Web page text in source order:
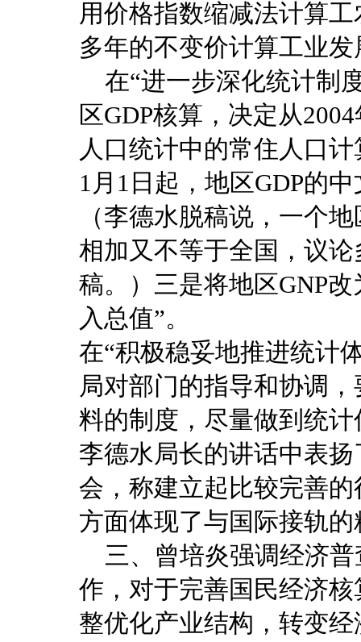
用价格指数缩减法计算
多年的不变价计算工业
在“进一步深化统计制
区GDP核算，决定从
人口统计中的常住人口
1月1日起，地区GDP的
（李德水脱稿说，一个
相加又不等于全国，议
稿。）三是将地区GNP
入总值”。
在“积极稳妥地推进统计
局对部门的指导和协调
料的制度，尽量做到统
李德水局长的讲话中表
会，称建立起比较完善
方面体现了与国际接轨的
三、曾培炎强调经济普
作，对于完善国民经济
整优化产业结构，转变